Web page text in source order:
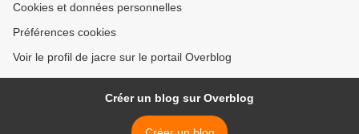
Cookies et données personnelles
Préférences cookies
Voir le profil de jacre sur le portail Overblog
Créer un blog sur Overblog